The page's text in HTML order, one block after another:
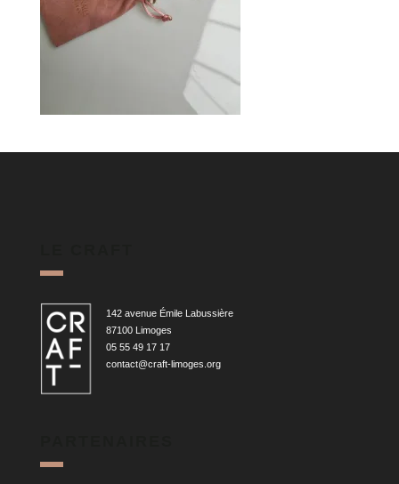
142 avenue Émile Labussière
87100 Limoges
05 55 49 17 17
contact@craft-limoges.org